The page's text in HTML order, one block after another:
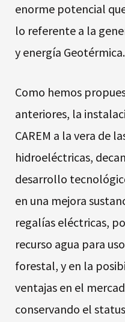
enorme potencial
lo referente a la
y energía Geotérmica.
Como hemos
anteriores, la
CAREM a la vera de
hidroeléctricas,
desarrollo
en una mejora
regalías eléctricas,
recurso agua para
forestal, y en la
ventajas en el
conservando el